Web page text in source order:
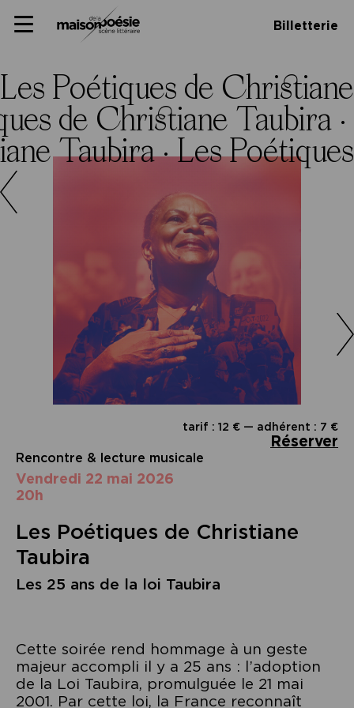
Panneau de gestion des cookies
to
Primary
Billetterie
Les Poétiques de
de Christiane Taubira ·
Taubira ·Les
tarif : 12 € — adhérent : 7 €
Réserver
Rencontre & lecture musicale
vendredi 22 mai 2026
20h
Les Poétiques de Christiane
Taubira
Les 25 ans de la loi Taubira
Cette soirée rend hommage à un geste
majeur accompli il y a 25 ans : l’adoption
de la Loi Taubira, promulguée le 21 mai
2001. Par cette loi, la France reconnaît